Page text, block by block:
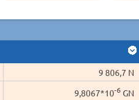
9 806,7 N
9,8067*10-6 GN